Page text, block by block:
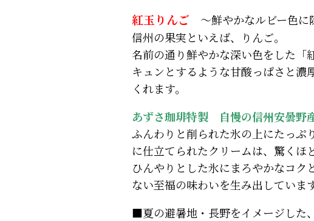
紅玉りんご ～鮮やかなルビー色に
信州の果実といえば、りんご。
名前の通り鮮やかな深い色をした「
キュンとするような甘酸っぱさと濃
くれます。
あずさ珈琲特製 自慢の信州安曇野
ふんわりと削られた氷の上にたっぷ
に仕立てられたクリームは、驚くほ
ひんやりとした氷にまろやかなコ
ない至福の味わいを生み出していま
■夏の避暑地・長野をイメージした